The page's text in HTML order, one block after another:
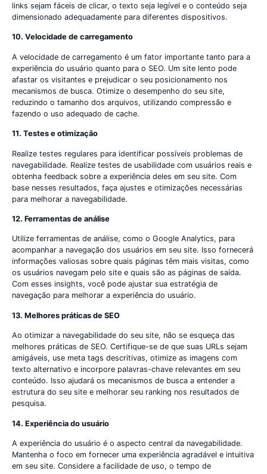
links sejam fáceis de clicar, o texto seja legível e o conteúdo seja
dimensionado adequadamente para diferentes dispositivos.
10. Velocidade de carregamento
A velocidade de carregamento é um fator importante tanto para a
experiência do usuário quanto para o SEO. Um site lento pode
afastar os visitantes e prejudicar o seu posicionamento nos
mecanismos de busca. Otimize o desempenho do seu site,
reduzindo o tamanho dos arquivos, utilizando compressão e
fazendo o uso adequado de cache.
11. Testes e otimização
Realize testes regulares para identificar possíveis problemas de
navegabilidade. Realize testes de usabilidade com usuários reais e
obtenha feedback sobre a experiência deles em seu site. Com
base nesses resultados, faça ajustes e otimizações necessárias
para melhorar a navegabilidade.
12. Ferramentas de análise
Utilize ferramentas de análise, como o Google Analytics, para
acompanhar a navegação dos usuários em seu site. Isso fornecerá
informações valiosas sobre quais páginas têm mais visitas, como
os usuários navegam pelo site e quais são as páginas de saída.
Com esses insights, você pode ajustar sua estratégia de
navegação para melhorar a experiência do usuário.
13. Melhores práticas de SEO
Ao otimizar a navegabilidade do seu site, não se esqueça das
melhores práticas de SEO. Certifique-se de que suas URLs sejam
amigáveis, use meta tags descritivas, otimize as imagens com
texto alternativo e incorpore palavras-chave relevantes em seu
conteúdo. Isso ajudará os mecanismos de busca a entender a
estrutura do seu site e melhorar seu ranking nos resultados de
pesquisa.
14. Experiência do usuário
A experiência do usuário é o aspecto central da navegabilidade.
Mantenha o foco em fornecer uma experiência agradável e intuitiva
em seu site. Considere a facilidade de uso, o tempo de